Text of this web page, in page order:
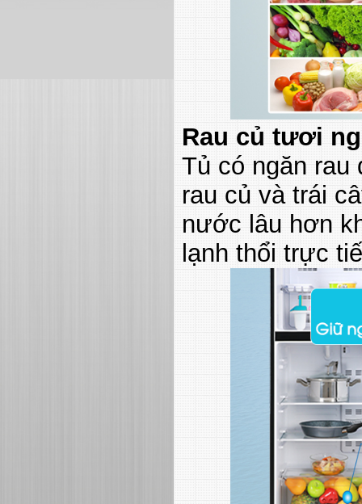
Rau củ tươi
Tủ có ngăn rau
rau củ và trái
nước lâu hơn
lạnh thổi trực